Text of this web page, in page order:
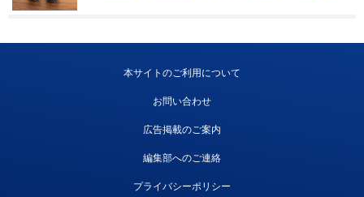
本サイトのご利用について
お問い合わせ
広告掲載のご案内
編集部へのご連絡
プライバシーポリシー